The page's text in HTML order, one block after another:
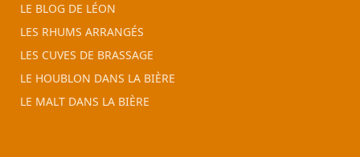
LE BLOG DE LÉON
LES RHUMS ARRANGÉS
LES CUVES DE BRASSAGE
LE HOUBLON DANS LA BIÈRE
LE MALT DANS LA BIÈRE